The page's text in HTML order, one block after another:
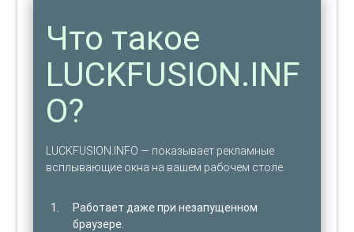
Что такое
LUCKFUSION.INF
O?
LUCKFUSION.INFO — показывает рекламные
всплывающие окна на вашем рабочем столе.
Работает даже при незапущенном
браузере.